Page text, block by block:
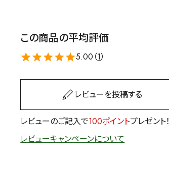
この商品の平均評価
5.00（1）
レビューを投稿する
レビューのご記入で100ポイントプレゼント！
レビューキャンペーンについて